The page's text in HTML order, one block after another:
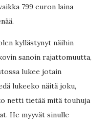
799 euron laina
kyllästynyt näihin
sanoin rajattomuutta,
lukee jotain
lukeeko näitä joku,
netti tietää mitä touhuja
He myyvät sinulle